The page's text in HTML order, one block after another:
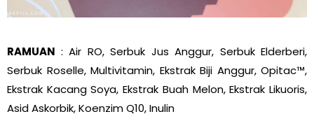
RAMUAN : Air RO, Serbuk Jus Anggur, Serbuk Elderberi,
Serbuk Roselle, Multivitamin, Ekstrak Biji Anggur, Opitac™,
Ekstrak Kacang Soya, Ekstrak Buah Melon, Ekstrak Likuoris,
Asid Askorbik, Koenzim Q10, Inulin